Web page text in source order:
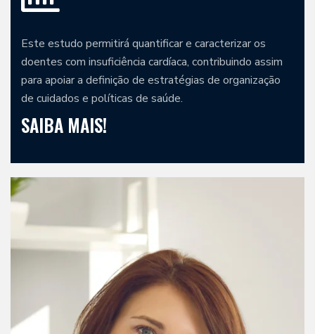
Este estudo permitirá quantificar e caracterizar os
doentes com insuficiência cardíaca, contribuindo assim
para apoiar a definição de estratégias de organização
de cuidados e políticas de saúde.
SAIBA MAIS!